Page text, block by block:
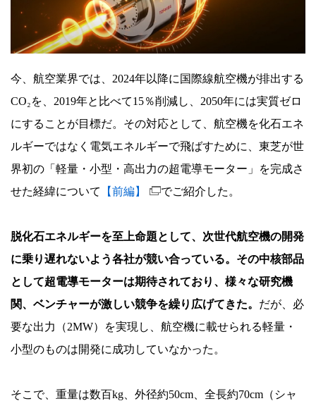
世
主
【後
編】
～
次
な
る
標
は、
超
導
モ
今、航空業界では、2024年以降に国際線航空機が排出する
CO₂を、2019年と比べて15％削減し、2050年には実質ゼロ
にすることが目標だ。その対応として、航空機を化石エネ
ルギーではなく電気エネルギーで飛ばすために、東芝が世
界初の「軽量・小型・高出力の超電導モーター」を完成さ
せた経緯について
【前編】 でご紹介した。
脱化石エネルギーを至上命題として、次世代航空機の開発
に乗り遅れないよう各社が競い合っている。その中核部品
として超電導モーターは期待されており、様々な研究機
関、ベンチャーが激しい競争を繰り広げてきた。 だが、必
要な出力（2MW）を実現し、航空機に載せられる軽量・
小型のものは開発に成功していなかった。
そこで、重量は数百kg、外径約50cm、全長約70cm（シャ